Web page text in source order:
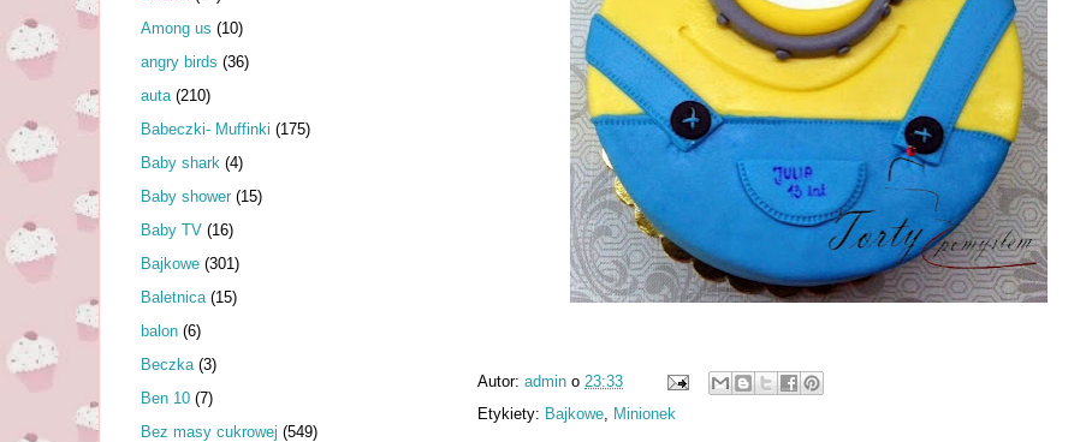
Autor: admin o 23:33
Etykiety: Bajkowe Minionek
Among us (10)
angry birds (36)
auta (210)
Babeczki- Muffinki (175)
Baby shark (4)
Baby shower (15)
Baby TV (16)
Bajkowe (301)
Baletnica (15)
balon (6)
Beczka (3)
Ben 10 (7)
Bez masy cukrowej (549)